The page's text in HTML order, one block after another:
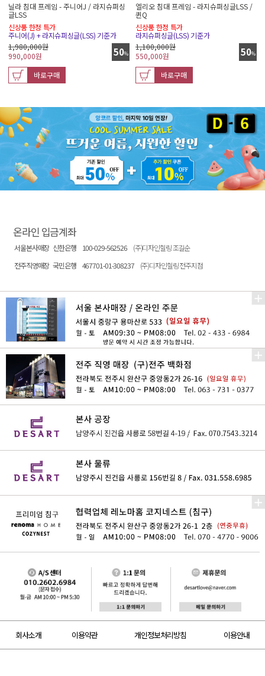
닐라 침대 프레임 - 주니어J / 라지슈퍼싱
글LSS
신상품 한정 특가
주니어(J) + 라지슈퍼싱글(LSS) 기준가
50%
1,980,000원
990,000원
바로구매
엘리오 침대 프레임 - 라지슈퍼싱글LSS /
퀸Q
신상품 한정 특가
라지슈퍼싱글(LSS) 기준가
50%
1,100,000원
550,000원
바로구매
온라인 입금계좌
서울본사매장 신한은행 100-029-562526
(주)디자인힐링 조길순
전주직영매장 국민은행 467701-01-308237 (주)디자인힐링 전주지점
회사소개 이용약관 개인정보처리방침 이용안내